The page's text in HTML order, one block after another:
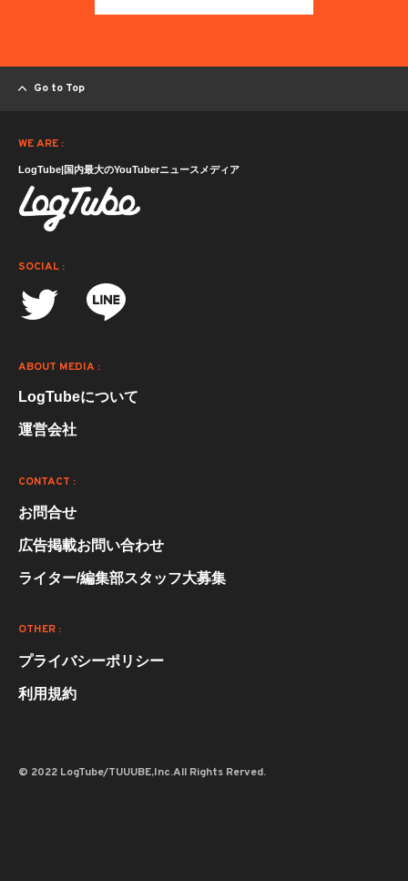
Go to Top
WE ARE :
LogTube|国内最大のYouTuberニュースメディア
SOCIAL :
ABOUT MEDIA :
LogTubeについて
運営会社
CONTACT :
お問合せ
広告掲載お問い合わせ
ライター/編集部スタッフ大募集
OTHER :
プライバシーポリシー
利用規約
© 2022 LogTube/TUUUBE,Inc.All Rights Rerved.